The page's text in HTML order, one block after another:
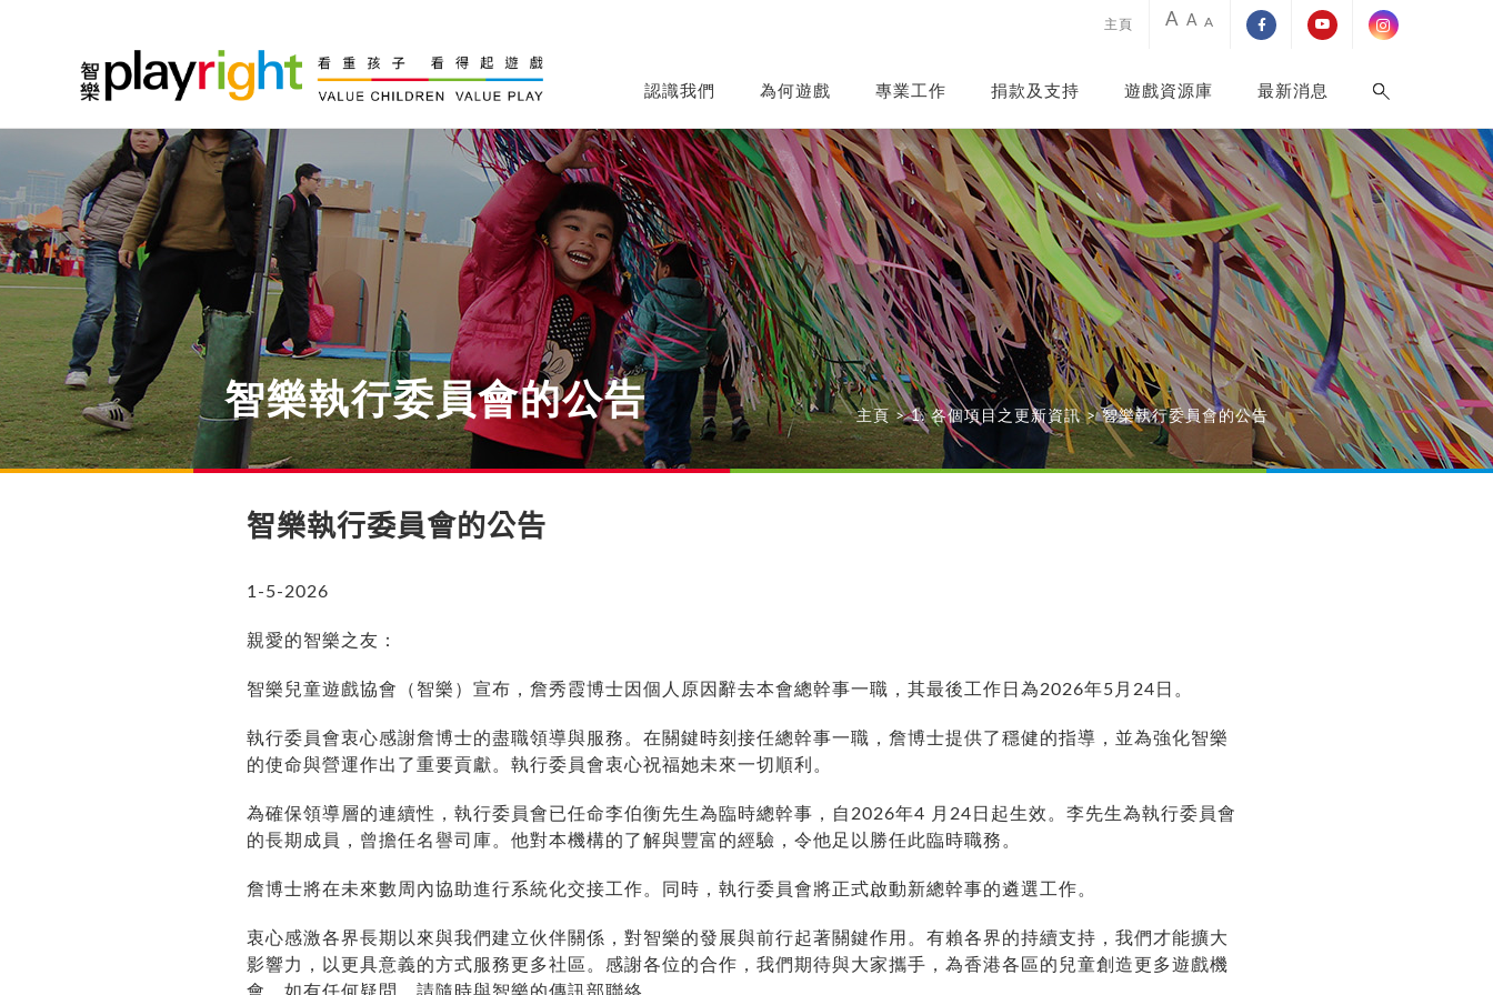
主頁 A A A
認識我們 為何遊戲 專業工作 捐款及支持 遊戲資源庫 最新消息
智樂執行委員會的公告 主頁 > 1. 各個項目之更新資訊 > 智樂執行委員會的公告
智樂執行委員會的公告
1-5-2026
親愛的智樂之友：
智樂兒童遊戲協會（智樂）宣布，詹秀霞博士因個人原因辭去本會總幹事一職，其最後工作日為2026年5 月 24 日。
執行委員會衷心感謝詹博士的盡職領導與服務。在關鍵時刻接任總幹事一職，詹博士提供了穩健的指導，並為強化智樂
的使命與營運作出了重要貢獻。執行委員會衷心祝福她未來一切順利。
為確保領導層的連續性，執行委員會已任命李伯衡先生為臨時總幹事，自 2026年4 月 24 日起生效。李先生為執行委員會
的長期成員，曾擔任名譽司庫。他對本機構的了解與豐富的經驗， 令他足以勝任此臨時職務。
詹博士將在未來數周 內協助進行系統化交接工作。同時，執行委員會將正式啟動新總幹事的遴選工作。
衷心感激各界長期以來與我們建立伙伴關係 ，對智樂的發展與前行起著關鍵作用 。 有賴各界的持續支持，我們才能擴大
影響力，以更具意義的方式服務更多社區。感謝各位的合作，我們期待與大家攜手，為香港各 區 的兒童創造更多遊戲機